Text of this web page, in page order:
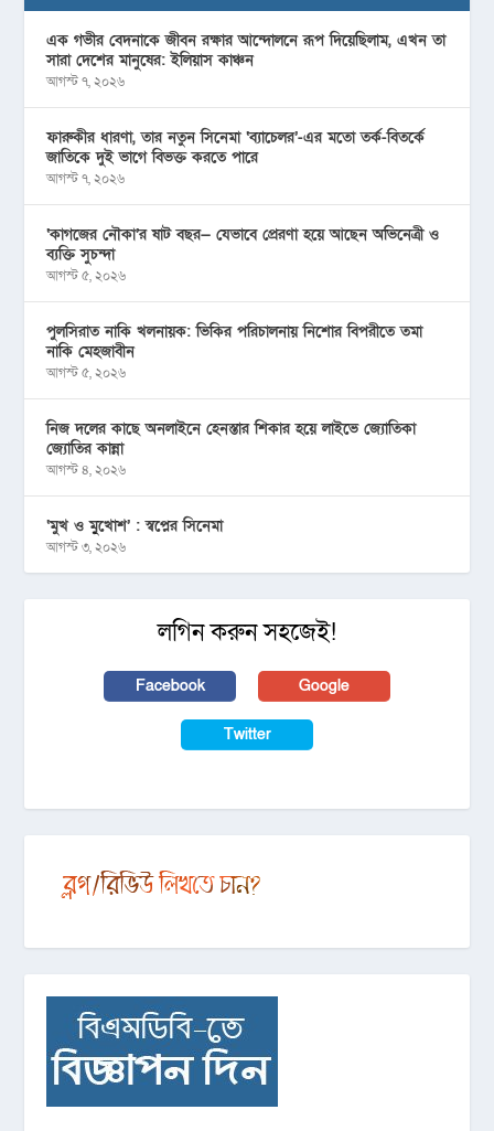
এক গভীর বেদনাকে জীবন রক্ষার আন্দোলনে রূপ দিয়েছিলাম, এখন তা
সারা দেশের মানুষের: ইলিয়াস কাঞ্চন
আগস্ট ৭, ২০২৬
ফারুকীর ধারণা, তার নতুন সিনেমা ‘ব্যাচেলর’-এর মতো তর্ক-বিতর্কে
জাতিকে দুই ভাগে বিভক্ত করতে পারে
আগস্ট ৭, ২০২৬
‘কাগজের নৌকা’র ষাট বছর— যেভাবে প্রেরণা হয়ে আছেন অভিনেত্রী ও
ব্যক্তি সুচন্দা
আগস্ট ৫, ২০২৬
পুলসিরাত নাকি খলনায়ক: ভিকির পরিচালনায় নিশোর বিপরীতে তমা
নাকি মেহজাবীন
আগস্ট ৫, ২০২৬
নিজ দলের কাছে অনলাইনে হেনস্তার শিকার হয়ে লাইভে জ্যোতিকা
জ্যোতির কান্না
আগস্ট ৪, ২০২৬
‘মুখ ও মু্খোশ’ : স্বপ্নের সিনেমা
আগস্ট ৩, ২০২৬
লগিন করুন সহজেই!
Facebook Google
Twitter